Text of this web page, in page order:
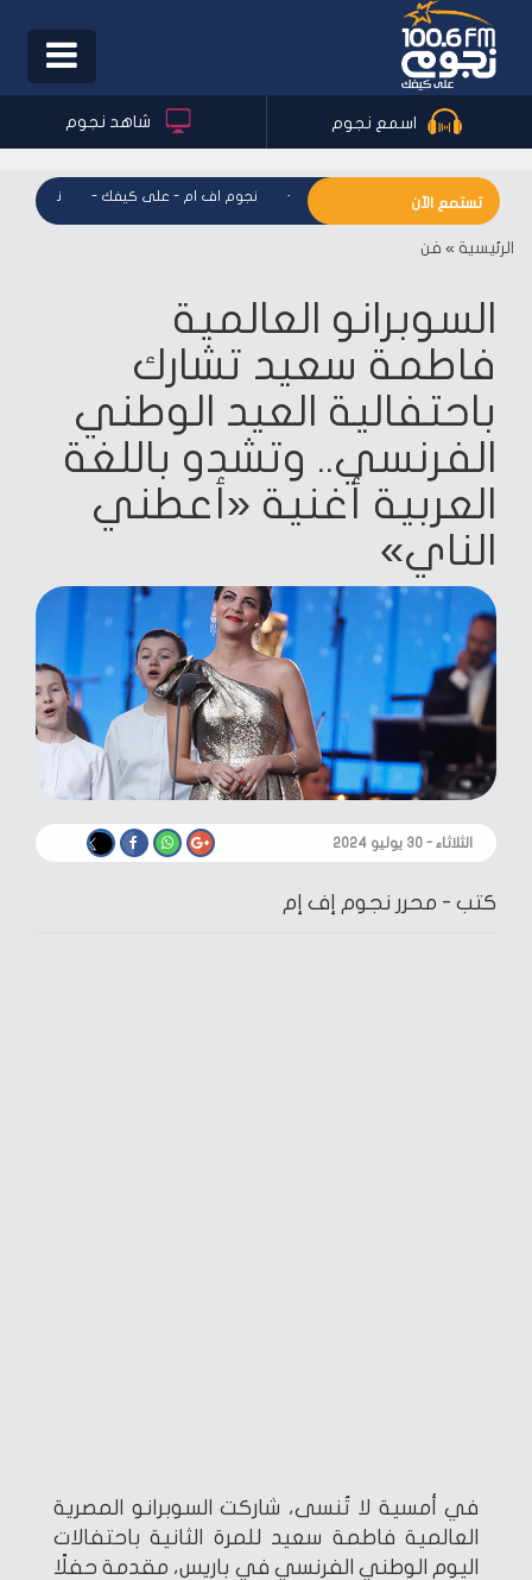
Toggle
اسمع نجوم شاهد نجوم
تستمع الآن - نجوم اف ام - على كيفك -نجوم اف ام - على كيفك نجوم اف
الرئيسية » فن
السوبرانو العالمية
فاطمة سعيد تشارك
باحتفالية العيد الوطني
الفرنسي.. وتشدو باللغة
العربية أغنية «أعطني
الناي»
الثلاثاء - ٣٠ يوليو ٢٠٢٤
كتب - محرر نجوم إف إم
في أمسية لا تُنسى، شاركت السوبرانو المصرية
العالمية فاطمة سعيد للمرة الثانية باحتفالات
اليوم الوطني الفرنسي في باريس، مقدمة حفلًا